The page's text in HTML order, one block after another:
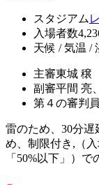
スタジアム
入場者数
天候 / 気温 /
主審東城 穣
副審平間 亮
第４の審判員
雷のため、30分
め、制限付き,（
「50%以下」）で